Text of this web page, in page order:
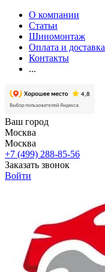
О компании
Статьи
Шиномонтаж
Оплата и доставка
Контакты
...
Ваш город
Москва
Москва
+7 (499) 288-85-56
Заказать звонок
Войти